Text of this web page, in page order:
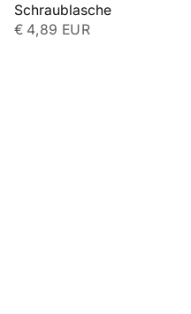
Schraublasche
€ 4,89 EUR